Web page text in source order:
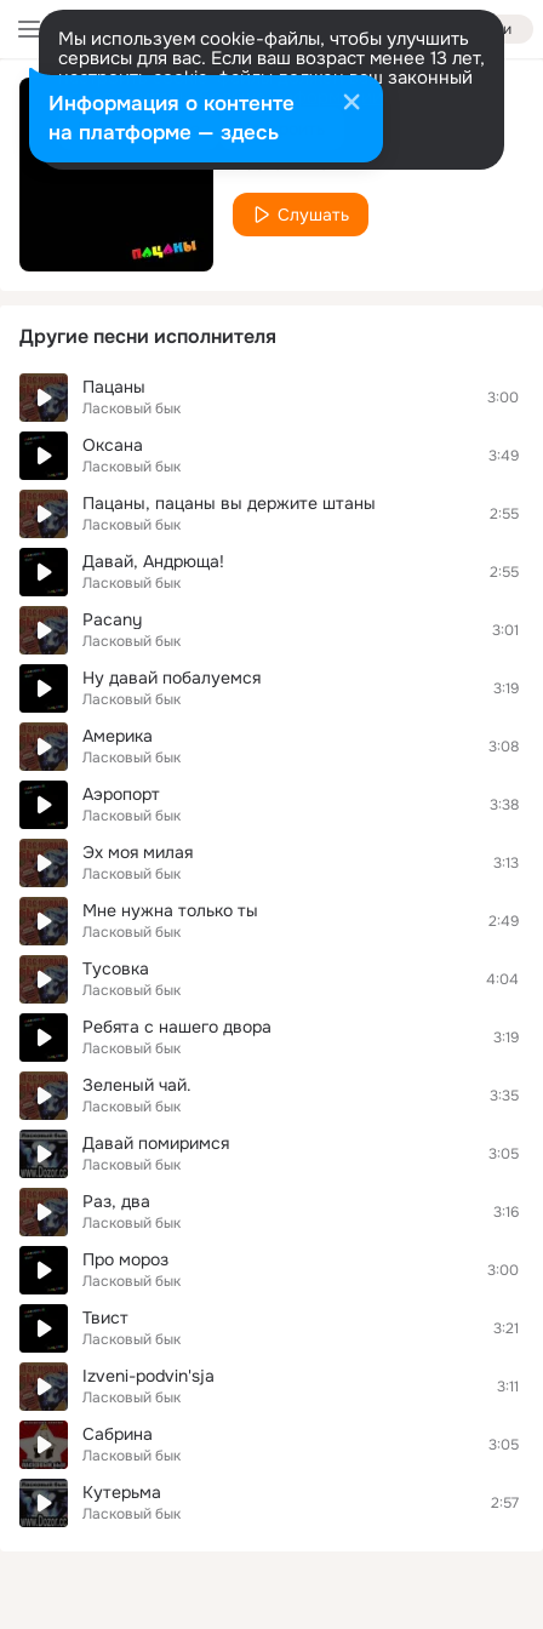
Войти
Мы используем cookie-файлы, чтобы улучшить
сервисы для вас. Если ваш возраст менее 13 лет,
настроить cookie-файлы должен ваш законный
представитель. Больше информации
Разрешить все Настроить
Дима-китаец
Ласковый бык
Слушать
Другие песни исполнителя
Пацаны
Ласковый бык
3:00
Оксана
Ласковый бык
3:49
Пацаны, пацаны вы держите штаны
Ласковый бык
2:55
Давай, Андрюща!
Ласковый бык
2:55
Pacany
Ласковый бык
3:01
Ну давай побалуемся
Ласковый бык
3:19
Америка
Ласковый бык
3:08
Аэропорт
Ласковый бык
3:38
Эх моя милая
Ласковый бык
3:13
Мне нужна только ты
Ласковый бык
2:49
Тусовка
Ласковый бык
4:04
Ребята с нашего двора
Ласковый бык
3:19
Зеленый чай.
Ласковый бык
3:35
Давай помиримся
Ласковый бык
3:05
Раз, два
Ласковый бык
3:16
Про мороз
Ласковый бык
3:00
Твист
Ласковый бык
3:21
Izveni-podvin'sja
Ласковый бык
3:11
Сабрина
Ласковый бык
3:05
Кутерьма
Ласковый бык
2:57
Информация о контенте
на платформе — здесь